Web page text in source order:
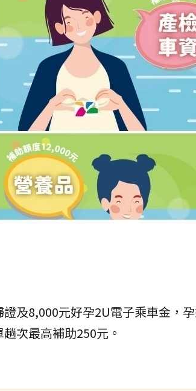
證及8,000元好孕2U電子乘車金，
次最高補助250元。